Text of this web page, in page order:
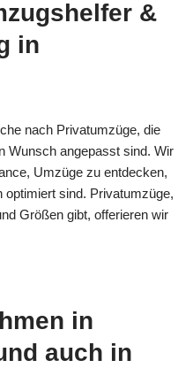
&
in
nach Privatumzüge, die
Wunsch angepasst sind. Wir
Umzüge zu entdecken,
sind. Privatumzüge,
Größen gibt, offerieren wir
in
auch in